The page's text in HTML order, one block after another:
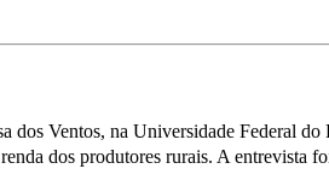
dos Ventos, na Universidade Federal
dos produtores rurais. A entrevista